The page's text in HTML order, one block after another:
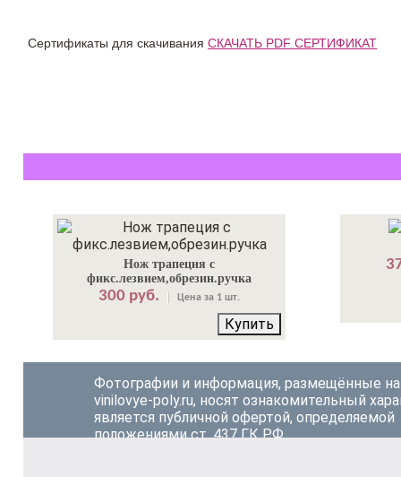
Сертификаты для скачивания СКАЧАТЬ PDF СЕРТИФИКАТ
Нож трапеция с
фикс.лезвием,обрезин.ручка
300 руб. Цена за 1 шт.
Купить
Фотографии и информация, размещённые на
vinilovye-poly.ru, носят ознакомительный
является публичной офертой, определяемой
положениями ст. 437 ГК РФ.